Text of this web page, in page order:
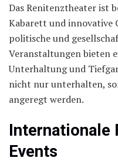
Das Renitenztheater ist
Kabarett und innovative
politische und
Veranstaltungen bieten
Unterhaltung und
nicht nur unterhalten,
angeregt werden.
Internationale
Events